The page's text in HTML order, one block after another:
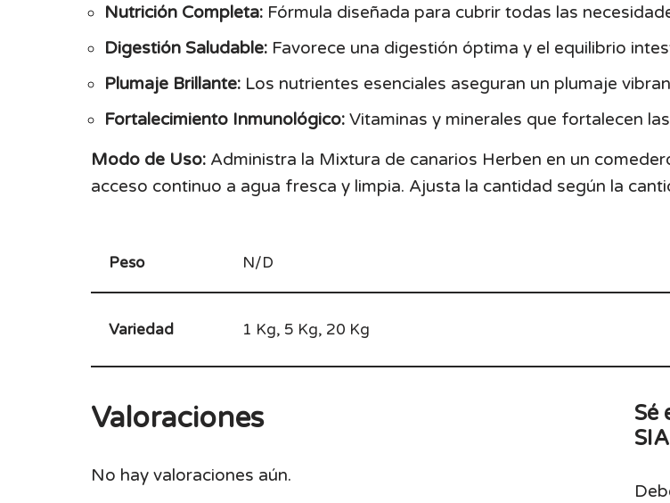
Nutrición Completa: Fórmula diseñada para cubrir todas las
Digestión Saludable: Favorece una digestión óptima y el equilibrio
Plumaje Brillante: Los nutrientes esenciales aseguran un plumaje
Fortalecimiento Inmunológico: Vitaminas y minerales que fortalecen
Modo de Uso: Administra la Mixtura de canarios Herben en un
acceso continuo a agua fresca y limpia. Ajusta la cantidad según la
Peso N/D
Variedad 1 Kg, 5 Kg, 20 Kg
Valoraciones
No hay valoraciones aún.
Sé